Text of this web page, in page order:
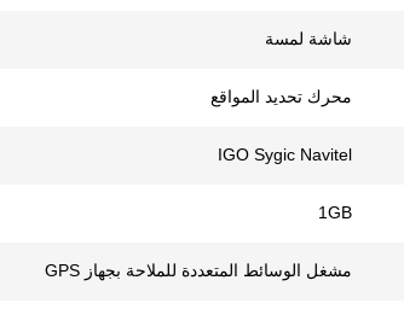
شاشة لمسة
محرك تحديد المواقع
IGO Sygic Navitel
1GB
مشغل الوسائط المتعددة للملاحة بجهاز GPS